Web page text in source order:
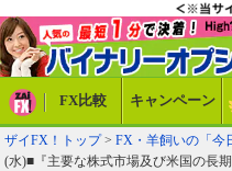
FX比較 キャンペーン
ザイFX！トップ> FX・羊飼いの「今
(水)■『主要な株式市場及び米国の長